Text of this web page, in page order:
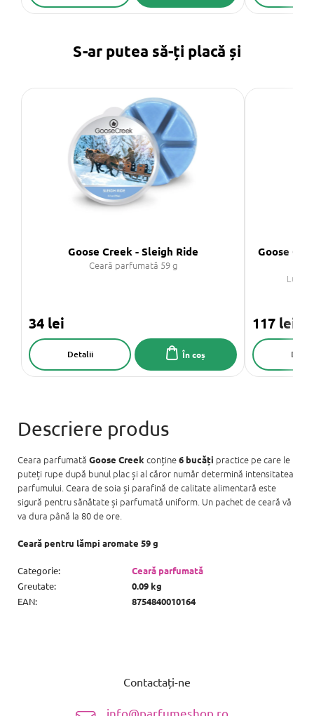
S-ar putea să-ți placă și
Goose Creek - Sleigh Ride
Ceară parfumată 59 g
34 lei
În coș
Detalii
Goose
117 lei
Ceara parfumată Goose Creek conține6 bucăți practice pe care le
puteți rupe după bunul plac și al căror număr determină intensitatea
parfumului. Ceara de soia și parafină de calitate alimentară este
sigură pentru sănătate și parfumată uniform. Un pachet de ceară vă
va dura până la 80 de ore.
Ceară pentru lămpi aromate 59 g
Categorie:
Ceară parfumată
Greutate:
0.09 kg
EAN: 8754840010164
Contactați-ne
info@parfumeshop.ro